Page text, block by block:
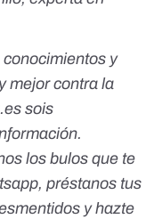
y
mejor contra la
sois
los bulos que te
, préstanos tus
yhazte